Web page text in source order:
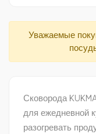
Уважаемые
Сковорода
для ежедневной
разогревать